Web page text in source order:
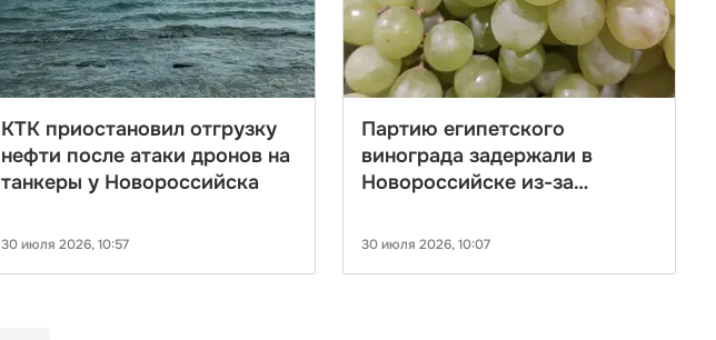
КТК приостановил отгрузку
нефти после атаки дронов на
танкеры у Новороссийска
30 июля 2026, 10:57
Партию египетского
винограда задержали в
Новороссийске из-за
30 июля 2026, 10:07